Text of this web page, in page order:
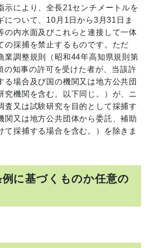
示により、全長21センチメートルを
について、10月1日から3月31日ま
の内水面及びこれらと連接して一体
の採捕を禁止するものです。ただ
業調整規則（昭和44年高知県規則第
の知事の許可を受けた者が、当該許
る場合及び国の機関又は地方公共団
究機関を含む。以下同じ。）が、ニ
査又は試験研究を目的として採捕す
関又は地方公共団体から委託、補助
て採捕する場合を含む。）を除きま
に基づくものか任意の